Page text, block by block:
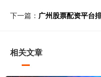
下一篇： 广州股票配资平台
相关文章